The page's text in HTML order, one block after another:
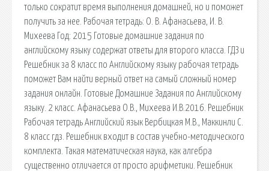
только сократит время выполнения домашней, но и поможет
получить за нее. Рабочая тетрадь: О. В. Афанасьева, И. В.
Михеева Год: 2015 Готовые домашние задания по
английскому языку содержат ответы для второго класса. ГДЗ и
Решебник за 8 класс по Английскому языку рабочая тетрадь
поможет Вам найти верный ответ на самый сложный номер
задания онлайн. Готовые Домашние Задания по Английскому
языку. 2 класс. Афанасьева О.В., Михеева И.В.2016. Решебник
Рабочая тетрадь Английский язык Вербицкая М.В., Маккинли С.
8 класс гдз. Решебник входит в состав учебно-методического
комплекта. Такая математическая наука, как алгебра
существенно отличается от просто арифметики. Решебник